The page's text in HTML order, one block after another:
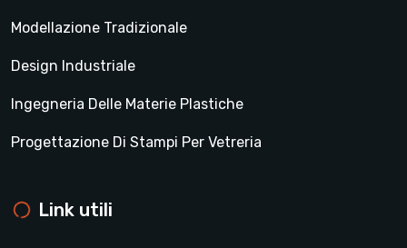
Modellazione Tradizionale
Design Industriale
Ingegneria Delle Materie Plastiche
Progettazione Di Stampi Per Vetreria
Link utili